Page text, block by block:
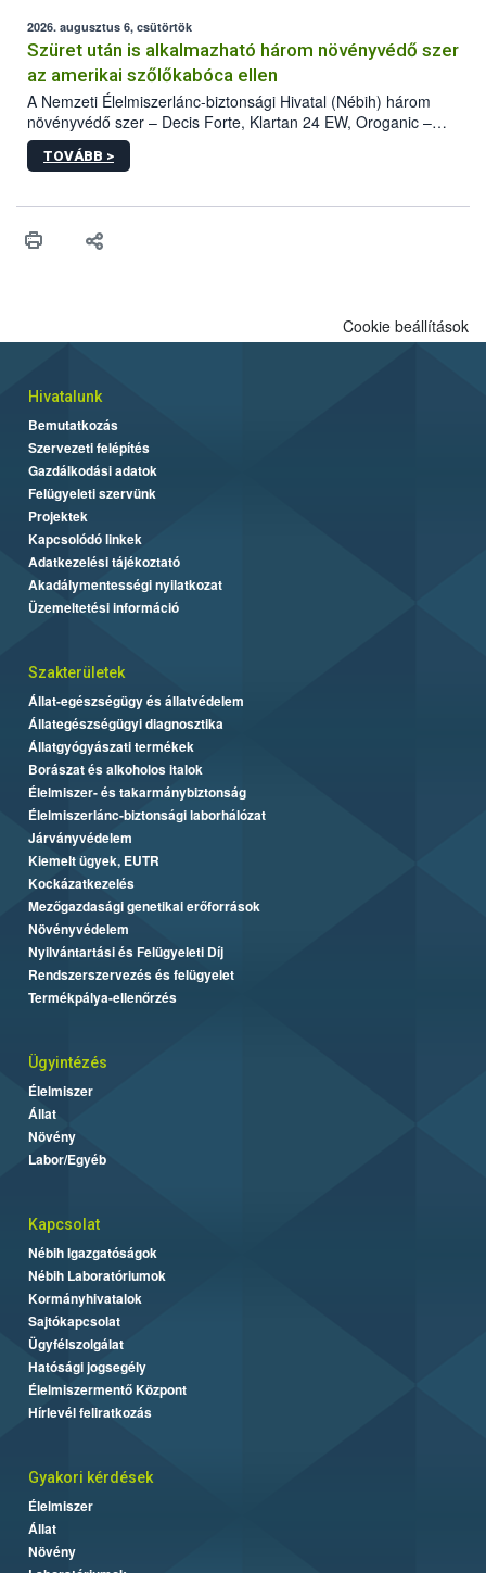
az intenzív felderítést, emellett az intézkedéseket a szlovák
hatósággal is összehangolják a terjedés megállítása érdekében.
2026. augusztus 6, csütörtök
Szüret után is alkalmazható három növényvédő szer
az amerikai szőlőkabóca ellen
A Nemzeti Élelmiszerlánc-biztonsági Hivatal (Nébih) három
növényvédő szer – Decis Forte, Klartan 24 EW, Oroganic –
engedélyokiratát módosította, így azok a szüretet követően,
egészen a vesszőérettség (BBCH 91) stádiumáig
érésű szőlőkben is legyen lehetőség a károsító elleni további
felhasználók számára is elérhető és ökológiai termesztésben is
TOVÁBB >
Cookie beállítások
Hivatalunk
Bemutatkozás
Szervezeti felépítés
Gazdálkodási adatok
Felügyeleti szervünk
Projektek
Kapcsolódó linkek
Adatkezelési tájékoztató
Akadálymentességi nyilatkozat
Üzemeltetési információ
Szakterületek
Állat-egészségügy és állatvédelem
Állategészségügyi diagnosztika
Állatgyógyászati termékek
Borászat és alkoholos italok
Élelmiszer- és takarmánybiztonság
Élelmiszerlánc-biztonsági laborhálózat
Járványvédelem
Kiemelt ügyek, EUTR
Kockázatkezelés
Mezőgazdasági genetikai erőforrások
Növényvédelem
Nyilvántartási és Felügyeleti Díj
Rendszerszervezés és felügyelet
Termékpálya-ellenőrzés
Ügyintézés
Élelmiszer
Állat
Növény
Labor/Egyéb
Kapcsolat
Nébih Igazgatóságok
Nébih Laboratóriumok
Kormányhivatalok
Sajtókapcsolat
Ügyfélszolgálat
Hatósági jogsegély
Élelmiszermentő Központ
Hírlevél feliratkozás
Gyakori kérdések
Élelmiszer
Állat
Növény